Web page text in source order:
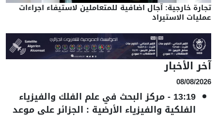
تجارة خارجية: آجال اضافية للمتعاملين لاستيفاء اجراءات
عمليات الاستيراد
آخر الأخبار
08/08/2026
13:19
-مركز البحث في علم الفلك والفيزياء
الفلكية والفيزياء الأرضية : الجزائر على موعد